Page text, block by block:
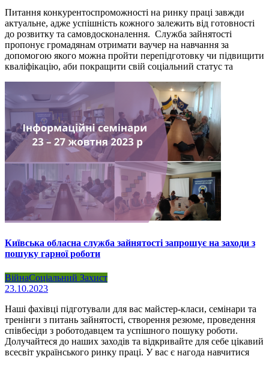
Питання конкурентоспроможності на ринку праці завжди
актуальне, адже успішність кожного залежить від готовності
до розвитку та самовдосконалення. Служба зайнятості
пропонує громадянам отримати ваучер на навчання за
допомогою якого можна пройти перепідготовку чи підвищити
кваліфікацію, аби покращити свій соціальний статус та
Київська обласна служба зайнятості запрошує на заходи з
пошуку гарної роботи
ВійнаСоціальний Захист
23.10.2023
Наші фахівці підготували для вас майстер-класи, семінари та
тренінги з питань зайнятості, створення резюме, проведення
співбесіди з роботодавцем та успішного пошуку роботи.
Долучайтеся до наших заходів та відкривайте для себе цікавий
всесвіт українського ринку праці. У вас є нагода навчитися